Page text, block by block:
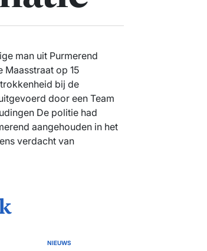
man uit Purmerend
Maasstraat op 15
bij de
door een Team
De politie had
aangehouden in het
verdacht van
GEPLAATST
NIEUWS